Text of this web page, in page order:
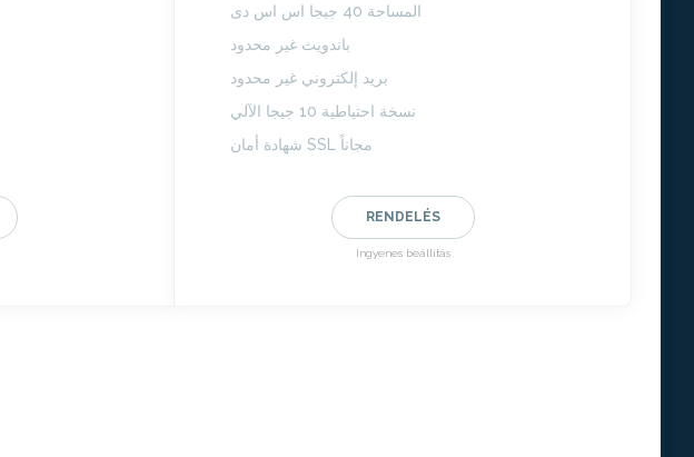
المساحة 40 جيجا اس اس دى
باندويث غير محدود
بريد إلكتروني غير محدود
نسخة احتياطية 10 جيجا الآلي
شهادة أمان SSL مجاناً
RENDELÉS
Ingyenes beállítás